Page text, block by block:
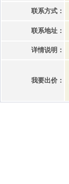
联系方式：
联系地址：
详情说明：
我要出价：